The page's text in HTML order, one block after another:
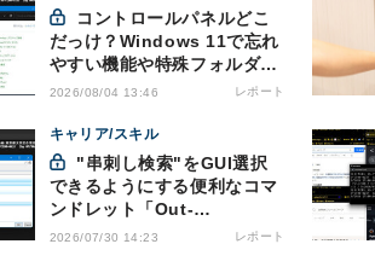
だっけ？Windows 11で忘れ
やすい機能や特殊フォルダを
PowerShellでローカルブッ
2026/08/04 13:46 レポート
キャリア/スキル
できるようにする便利なコマ
ンドレット「Out-
GridView」を使う
2026/07/30 14:23 レポート